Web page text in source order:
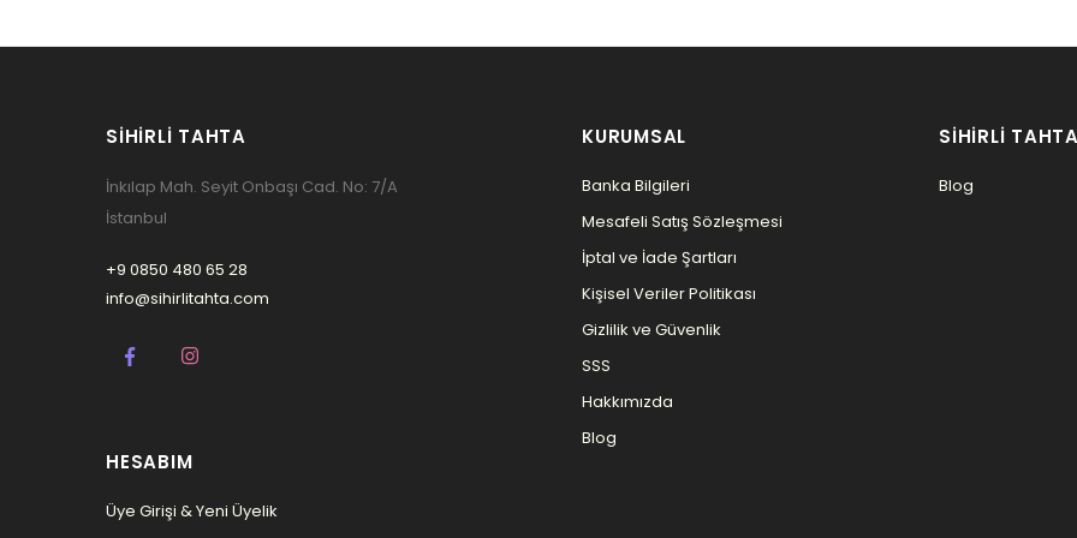
SIHIRLI TAHTA
İnkılap Mah. Seyit Onbaşı Cad. No: 7/A
İstanbul
+9 0850 480 65 28
info@sihirlitahta.com
KURUMSAL
Banka Bilgileri
Mesafeli Satış Sözleşmesi
İptal ve İade Şartları
Kişisel Veriler Politikası
Gizlilik ve Güvenlik
SSS
Hakkımızda
Blog
SIHIRLI
Blog
HESABIM
Üye Girişi & Yeni Üyelik